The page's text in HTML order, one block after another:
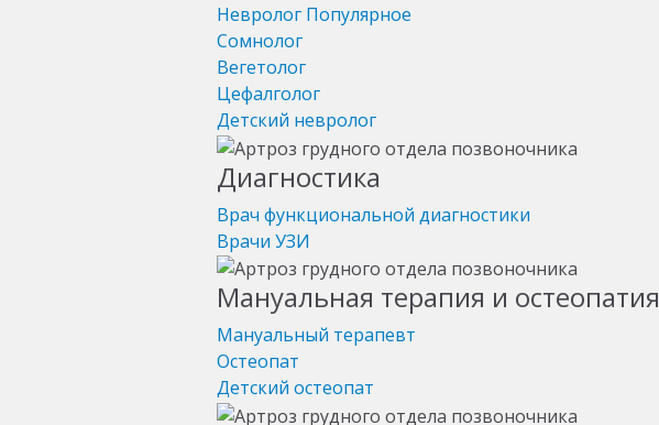
Невролог Популярное
Сомнолог
Вегетолог
Цефалголог
Детский невролог
Диагностика
Врач функциональной диагностики
Врачи УЗИ
Мануальная терапия и остеопатия
Мануальный терапевт
Остеопат
Детский остеопат